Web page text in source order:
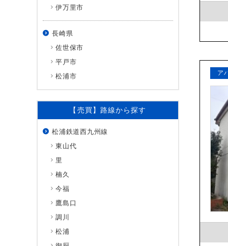
ア
伊万里市
長崎県
佐世保市
平戸市
松浦市
【売買】路線から探す
松浦鉄道西九州線
東山代
里
楠久
今福
鷹島口
調川
松浦